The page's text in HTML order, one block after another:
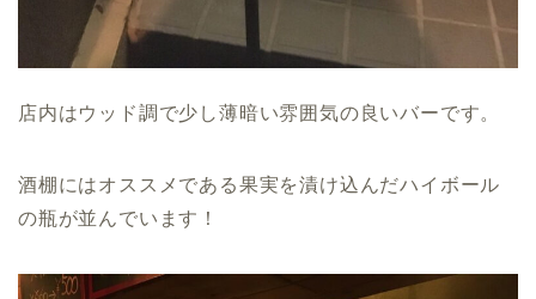
店内はウッド調で少し薄暗い雰囲気の良いバーです。
酒棚にはオススメである果実を漬け込んだハイボール
の瓶が並んでいます！